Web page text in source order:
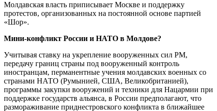
Молдавская власть приписывает Москве и поддержку
протестов, организованных на постоянной основе партией
«Шор».
Мини-конфликт России и НАТО в Молдове?
Учитывая ставку на укрепление вооруженных сил РМ,
передачу границ страны под вооруженный контроль
иностранцам, перманентные учения молдавских военных со
странами НАТО (Румынией, США, Великобританией),
программы закупки вооружений и техники для Нацармии при
поддержке государств альянса, в России предполагают, что
размораживание приднестровского конфликта в ближайшее